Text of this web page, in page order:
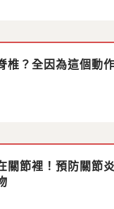
椎？全因為這個動作
關節裡！預防關節